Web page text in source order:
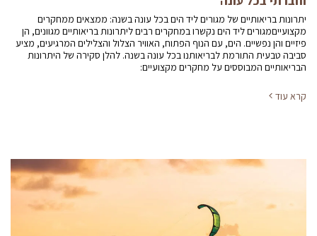
יתרונות בריאותיים של מגורים ליד הים בכל עונה בשנה: ממצאים ממחקרים
מקצועייםמגורים ליד הים נקשרו במחקרים רבים ליתרונות בריאותיים מגוונים, הן
פיזיים והן נפשיים. הים, עם הנוף הפתוח, האוויר הצלול והצלילים המרגיעים, מציע
סביבה טבעית התורמת לבריאותנו בכל עונה בשנה. להלן סקירה של היתרונות
הבריאותיים המבוססים על מחקרים מקצועיים:
קרא עוד